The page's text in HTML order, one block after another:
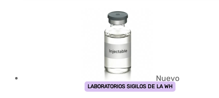
Nuevo
LABORATORIOS SIGILOS DE LA WH